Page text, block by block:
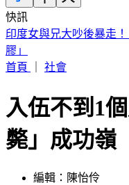
快訊
別只看台積電！ 外媒點
首頁
入伍不到1
斃」成功
發佈時間：